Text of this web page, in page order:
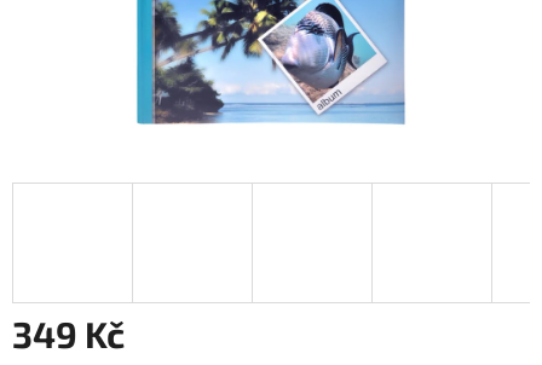
349 Kč